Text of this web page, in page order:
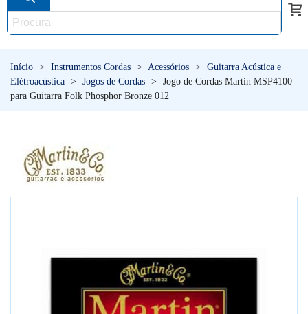
Início > Instrumentos Cordas > Acessórios >
Guitarra Acústica e
Elétroacústica > Jogos de Cordas >
Jogo de Cordas Martin MSP4100
para Guitarra Folk Phosphor Bronze 012